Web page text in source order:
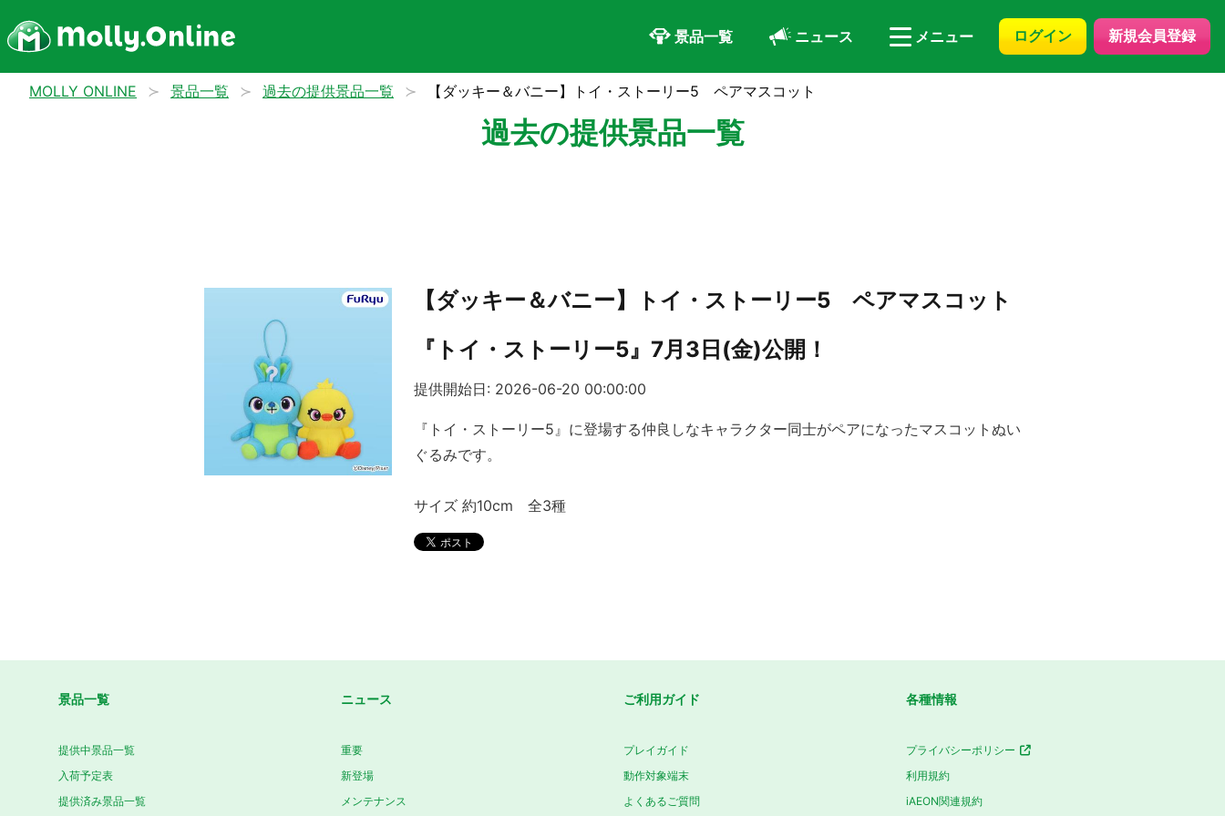
景品一覧 ニュース メニュー ログイン 新規会員登録
MOLLY ONLINE 景品一覧 過去の提供景品一覧 【ダッキー＆バニー】トイ・ストーリー5 ペアマスコット
過去の提供景品一覧
【ダッキー＆バニー】トイ・ストーリー5 ペアマスコット
『トイ・ストーリー5』7月3日(金)公開！
提供開始日: 2026-06-20 00:00:00
『トイ・ストーリー5』に登場する仲良しなキャラクター同士がペアになったマスコットぬい
ぐるみです。
サイズ 約10cm 全3種
景品一覧
提供中景品一覧
入荷予定表
提供済み景品一覧
ニュース
重要
新登場
メンテナンス
ご利用ガイド
プレイガイド
動作対象端末
よくあるご質問
各種情報
プライバシーポリシー
利用規約
iAEON関連規約